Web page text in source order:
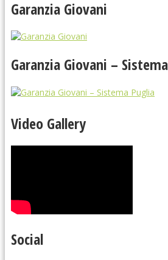
Garanzia Giovani
Garanzia Giovani –
Video Gallery
Social